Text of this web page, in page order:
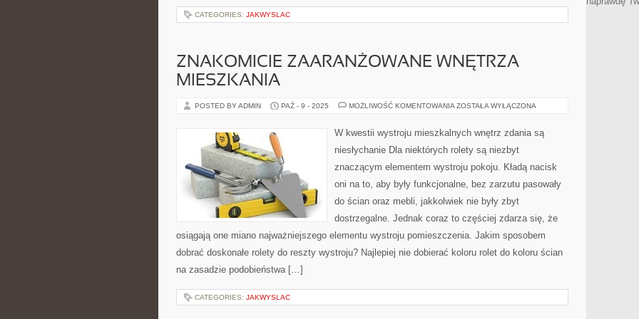
CATEGORIES: JAKWYSLAC
ZNAKOMICIE ZAARANŻOWANE WNĘTRZA
MIESZKANIA
POSTED BY ADMIN PAŹ - 9 - 2025 MOŻLIWOŚĆ KOMENTOWANIA ZNAKOMICIE
MIESZKANIA
ZOSTAŁA WYŁĄCZONA
W kwestii wystroju mieszkalnych wnętrz zdania są
niesłychanie Dla niektórych rolety są niezbyt
znaczącym elementem wystroju pokoju. Kładą nacisk
oni na to, aby były funkcjonalne, bez zarzutu pasowały
do ścian oraz mebli, jakkolwiek nie były zbyt
dostrzegalne. Jednak coraz to częściej zdarza się, że
osiągają one miano najważniejszego elementu wystroju pomieszczenia. Jakim sposobem
dobrać doskonałe rolety do reszty wystroju? Najlepiej nie dobierać koloru rolet do koloru ścian
na zasadzie podobieństwa […]
CATEGORIES: JAKWYSLAC